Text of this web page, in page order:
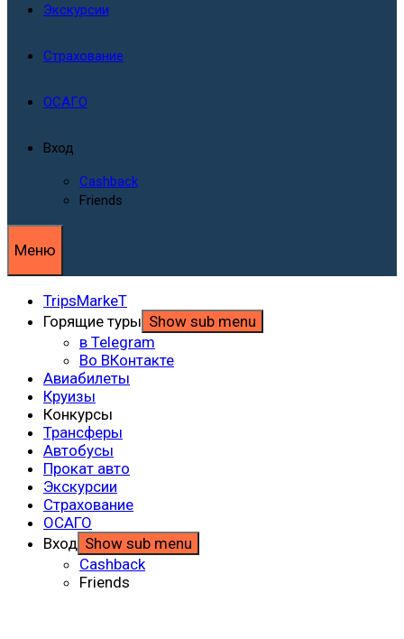
Экскурсии
Страхование
ОСАГО
Вход
Cashback
Friends
Меню
TripsMarkeT
Горящие туры Show sub menu
в Telegram
Во ВКонтакте
Авиабилеты
Круизы
Конкурсы
Трансферы
Автобусы
Прокат авто
Экскурсии
Страхование
ОСАГО
Вход Show sub menu
Cashback
Friends